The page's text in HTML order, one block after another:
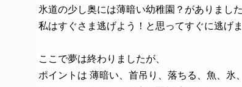
氷道の少し奥には薄暗い幼稚園？がありました
私はすぐさま逃げよう！と思ってすぐに逃げま
ここで夢は終わりましたが、
ポイントは 薄暗い、首吊り、落ちる、魚、氷